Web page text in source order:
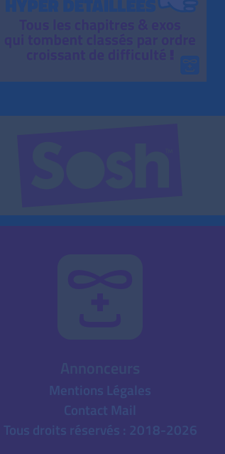
Mentions Légales
Contact Mail
Tous droits réservés : 2018-2026